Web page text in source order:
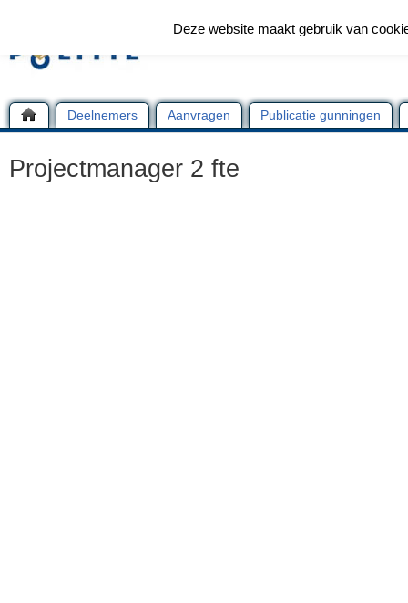
Deelnemers Aanvragen Publicatie gunningen
Projectmanager 2 fte
Deze website maakt gebruik van